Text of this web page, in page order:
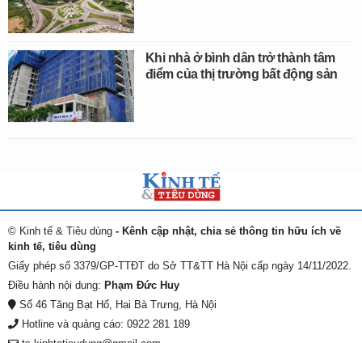
Khi nhà ở bình dân trở thành tâm
điểm của thị trường bất động sản
© Kinh tế & Tiêu dùng - Kênh cập nhật, chia sẻ thông tin hữu ích về
kinh tế, tiêu dùng
Giấy phép số 3379/GP-TTĐT do Sở TT&TT Hà Nội cấp ngày 14/11/2022.
Điều hành nội dung: Phạm Đức Huy
Số 46 Tăng Bạt Hổ, Hai Bà Trưng, Hà Nội
Hotline và quảng cáo: 0922 281 189